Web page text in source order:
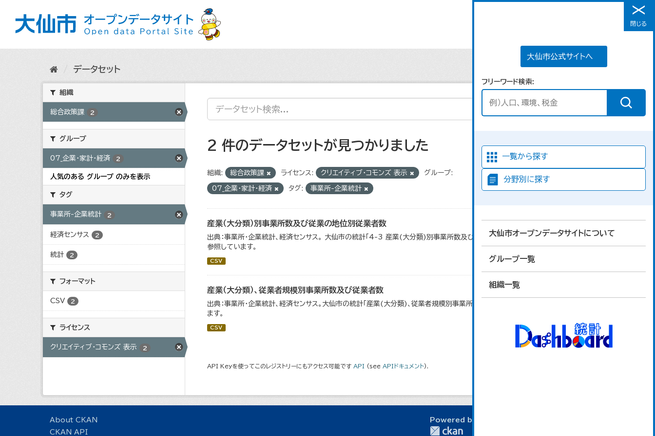
メニュー
大仙市公式サイトへ
フリーワード検索
一覧から探す
分野別に探す
大仙市オープンデータサイトについて
グループ一覧
組織一覧
閉じる
データセット
組織
総合政策課 2
グループ
07_企業・家計・経済 2
人気のある グループ のみを表示
タグ
事業所-企業統計 2
経済センサス 2
統計 2
フォーマット
CSV 2
ライセンス
クリエイティブ・コモンズ 表示 2
2 件のデータセットが見つかりました
組織: 総合政策課 ライセンス: クリエイティブ・コモンズ 表示 グループ:
07_企業・家計・経済 タグ: 事業所-企業統計
産業（大分類）別事業所数及び従業の地位別従業者数
出典：事業所・企業統計、経済センサス。 大仙市の統計「4-3 産業(大分類)別事業所数及び従業上の地位別従業者数」のデータを
参照しています。
CSV
産業（大分類）、従業者規模別事業所数及び従業者数
出典：事業所・企業統計、経済センサス。大仙市の統計「産業(大分類)、従業者規模別事業所数及び従業者数」のデータを参照してい
ます。
CSV
API Keyを使ってこのレジストリーにもアクセス可能です API (see APIドキュメント).
About CKAN
CKAN API
Powered by